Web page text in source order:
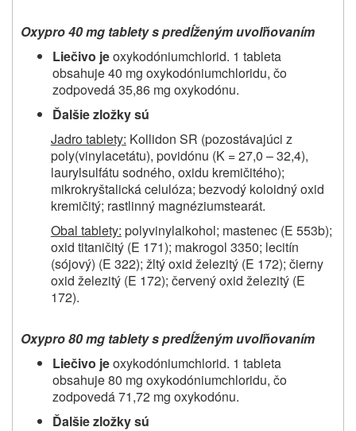
Oxypro 40 mg tablety s predĺženým uvoľňovaním
Liečivo jeoxykodóniumchlorid. 1 tableta
obsahuje 40 mg oxykodóniumchloridu, čo
zodpovedá 35,86 mg oxykodónu.
Ďalšie zložky sú
Jadro tablety: Kollidon SR (pozostávajúci z
poly(vinylacetátu), povidónu (K = 27,0 – 32,4),
laurylsulfátu sodného, oxidu kremičitého);
mikrokryštalická celulóza; bezvodý koloidný oxid
kremičitý; rastlinný magnéziumstearát.
Obal tablety: polyvinylalkohol; mastenec (E 553b);
oxid titaničitý (E 171); makrogol 3350; lecitín
(sójový) (E 322); žltý oxid železitý (E 172); čierny
oxid železitý (E 172); červený oxid železitý (E
172).
Oxypro 80 mg tablety s predĺženým uvoľňovaním
Liečivo jeoxykodóniumchlorid. 1 tableta
obsahuje 80 mg oxykodóniumchloridu, čo
zodpovedá 71,72 mg oxykodónu.
Ďalšie zložky sú